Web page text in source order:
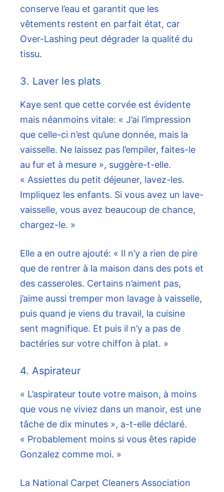
conserve l’eau et garantit que les
vêtements restent en parfait état, car
Over-Lashing peut dégrader la qualité du
tissu.
3. Laver les plats
Kaye sent que cette corvée est évidente
mais néanmoins vitale: « J’ai l’impression
que celle-ci n’est qu’une donnée, mais la
vaisselle. Ne laissez pas l’empiler, faites-le
au fur et à mesure », suggère-t-elle.
« Assiettes du petit déjeuner, lavez-les.
Impliquez les enfants. Si vous avez un lave-
vaisselle, vous avez beaucoup de chance,
chargez-le. »
Elle a en outre ajouté: « Il n’y a rien de pire
que de rentrer à la maison dans des pots et
des casseroles. Certains n’aiment pas,
j’aime aussi tremper mon lavage à vaisselle,
puis quand je viens du travail, la cuisine
sent magnifique. Et puis il n’y a pas de
bactéries sur votre chiffon à plat. »
4. Aspirateur
« L’aspirateur toute votre maison, à moins
que vous ne viviez dans un manoir, est une
tâche de dix minutes », a-t-elle déclaré.
« Probablement moins si vous êtes rapide
Gonzalez comme moi. »
La National Carpet Cleaners Association